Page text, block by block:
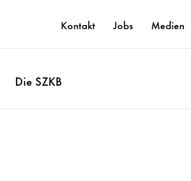
Kontakt Jobs Medien
Die SZKB